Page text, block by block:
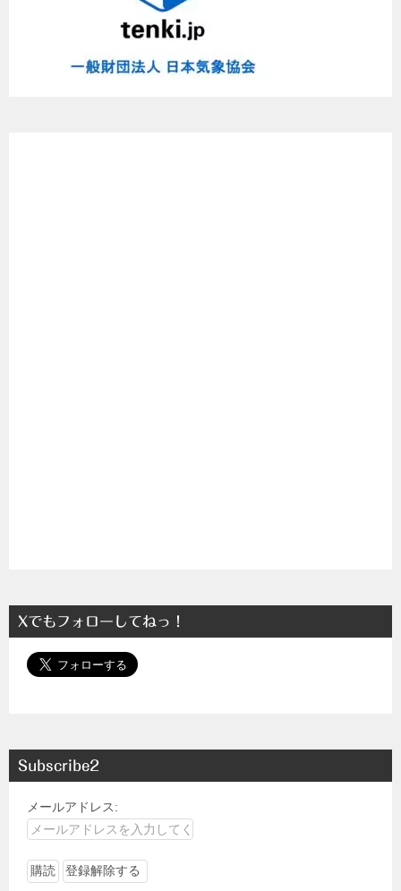
Xでもフォローしてねっ！
Subscribe2
メールアドレス: